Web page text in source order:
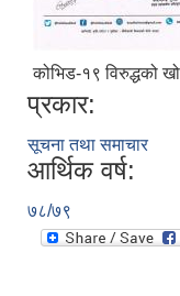
कोभिड-१९ विरुद्धको
प्रकार:
सूचना तथा समाचार
आर्थिक वर्ष:
७८/७९